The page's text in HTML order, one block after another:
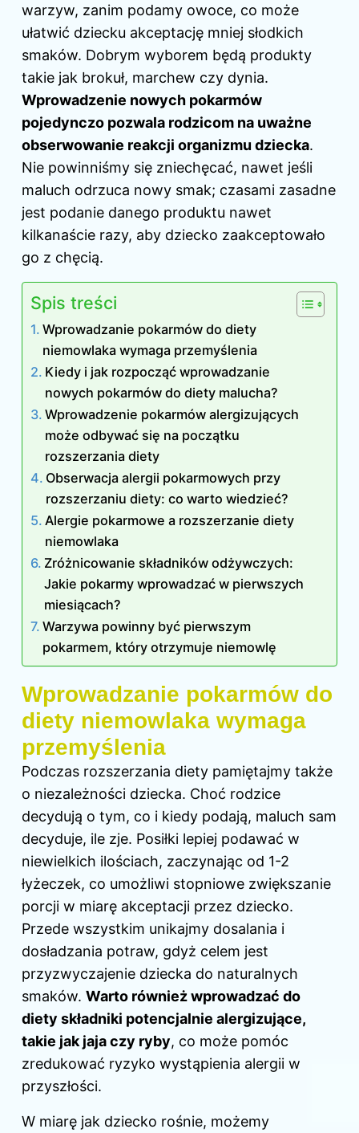
warzyw, zanim podamy owoce, co może
ułatwić dziecku akceptację mniej słodkich
smaków. Dobrym wyborem będą produkty
takie jak brokuł, marchew czy dynia.
Wprowadzenie nowych pokarmów
pojedynczo pozwala rodzicom na uważne
obserwowanie reakcji organizmu dziecka.
Nie powinniśmy się zniechęcać, nawet jeśli
maluch odrzuca nowy smak; czasami zasadne
jest podanie danego produktu nawet
kilkanaście razy, aby dziecko zaakceptowało
go z chęcią.
Spis treści
Wprowadzanie pokarmów do diety
niemowlaka wymaga przemyślenia
Kiedy i jak rozpocząć wprowadzanie
nowych pokarmów do diety malucha?
Wprowadzenie pokarmów alergizujących
może odbywać się na początku
rozszerzania diety
Obserwacja alergii pokarmowych przy
rozszerzaniu diety: co warto wiedzieć?
Alergie pokarmowe a rozszerzanie diety
niemowlaka
Zróżnicowanie składników odżywczych:
Jakie pokarmy wprowadzać w pierwszych
miesiącach?
Warzywa powinny być pierwszym
pokarmem, który otrzymuje niemowlę
Wprowadzanie pokarmów do
diety niemowlaka wymaga
przemyślenia
Podczas rozszerzania diety pamiętajmy także
o niezależności dziecka. Choć rodzice
decydują o tym, co i kiedy podają, maluch sam
decyduje, ile zje. Posiłki lepiej podawać w
niewielkich ilościach, zaczynając od 1-2
łyżeczek, co umożliwi stopniowe zwiększanie
porcji w miarę akceptacji przez dziecko.
Przede wszystkim unikajmy dosalania i
dosładzania potraw, gdyż celem jest
przyzwyczajenie dziecka do naturalnych
smaków. Warto również wprowadzać do
diety składniki potencjalnie alergizujące,
takie jak jaja czy ryby, co może pomóc
zredukować ryzyko wystąpienia alergii w
przyszłości.
W miarę jak dziecko rośnie, możemy